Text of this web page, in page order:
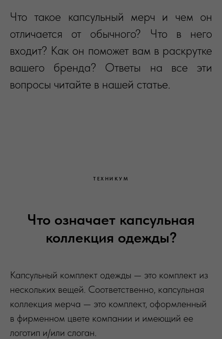
Что такое капсульный мерч и чем он
отличается от обычного? Что в него
входит? Как он поможет вам в раскрутке
вашего бренда? Ответы на все эти
вопросы читайте в нашей статье.
ТЕХНИКУМ
Что означает капсульная
коллекция одежды?
Капсульный комплект одежды — это комплект из
нескольких вещей. Соответственно, капсульная
коллекция мерча — это комплект, оформленный
в фирменном цвете компании и имеющий ее
логотип и/или слоган.